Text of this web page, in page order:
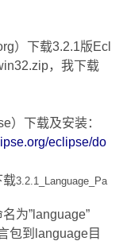
）下载3.2.1版Ecl
，我下载
）下载及安装：
eclipse/do
载3.2.1 _Language_Pa
名为”language”
包到 language目